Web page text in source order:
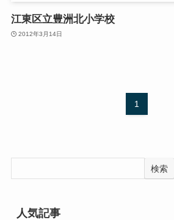
江東区立豊洲北小学校
2012年3月14日
1
検索
人気記事